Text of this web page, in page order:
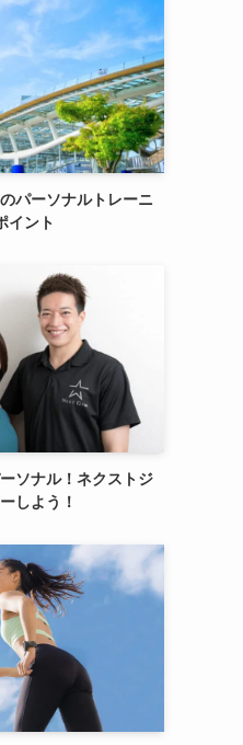
パーソナルトレーニ
イント
ソナル！ネクストジ
しよう！